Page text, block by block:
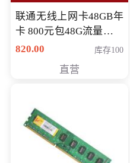
联通无线上网卡48GB年
卡 800元包48G流量，其
中全国流量12G，省内
820.00 库存100
直营